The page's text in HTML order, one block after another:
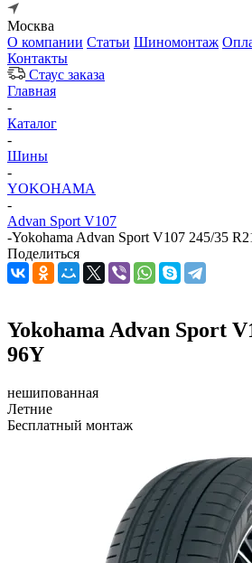
Москва
О компании Статьи Шиномонтаж
Контакты
Стаус заказа
Главная
-
Каталог
-
Шины
-
YOKOHAMA
-
Advan Sport V107
-Yokohama Advan Sport V107 245/35
Поделиться
Yokohama Advan Sport
96Y
нешипованная
Летние
Бесплатный монтаж